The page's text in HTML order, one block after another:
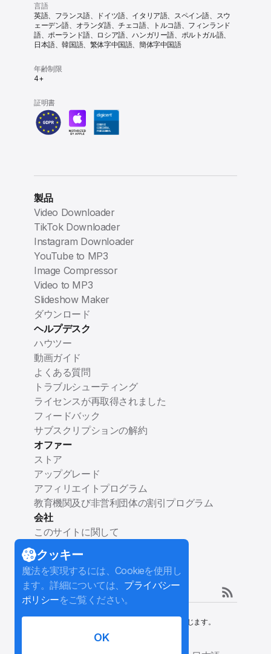
言語
英語、フランス語、ドイツ語、イタリア語、スペイン語、スウ
ェーデン語、オランダ語、チェコ語、トルコ語、フィンランド
語、ポーランド語、ロシア語、ハンガリー語、ポルトガル語、
日本語、韓国語、繁体字中国語、簡体字中国語
年齢制限
4+
証明書
製品
Video Downloader
TikTok Downloader
Instagram Downloader
YouTube to MP3
Image Compressor
Video to MP3
Slideshow Maker
ダウンロード
ヘルプデスク
ハウツー
動画ガイド
よくある質問
トラブルシューティング
ライセンスが再取得されました
フィードバック
サブスクリプションの解約
オファー
ストア
アップグレード
アフィリエイトプログラム
教育機関及び非営利団体の割引プログラム
会社
このサイトに関して
ブログ
連絡先
フォローする
無断複写・転載を禁じます。
プライバシーポリシー
アフィリエイトの契約
クッキー
魔法を実現するには、Cookieを使用し
ます。詳細については、 プライバシー
ポリシーをご覧ください。
OK